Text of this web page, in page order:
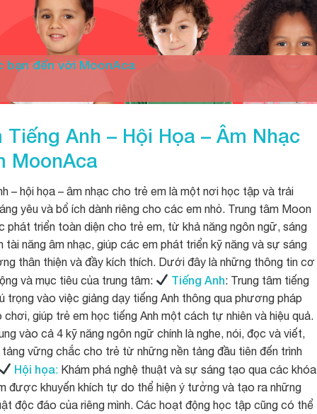
bạn đến với MoonAca
Tiếng Anh – Hội Họa – Âm Nhạc
MoonAca
– hội họa – âm nhạc cho trẻ em là một nơi học tập và trải
yêu và bổ ích dành riêng cho các em nhỏ. Trung tâm Moon
phát triển toàn diện cho trẻ em, từ khả năng ngôn ngữ, sáng
tài năng âm nhạc, giúp các em phát triển kỹ năng và sự sáng
thân thiện và đầy kích thích. Dưới đây là những thông tin cơ
và mục tiêu của trung tâm:
Tiếng Anh: Trung tâm tiếng
trọng vào việc giảng dạy tiếng Anh thông qua phương pháp
chơi, giúp trẻ em học tiếng Anh một cách tự nhiên và hiệu quả.
vào cả 4 kỹ năng ngôn ngữ chính là nghe, nói, đọc và viết,
vững chắc cho trẻ từ những nền tảng đầu tiên đến trình
Hội họa:Khám phá nghệ thuật và sự sáng tạo qua các khóa
được khuyến khích tự do thể hiện ý tưởng và tạo ra những
độc đáo của riêng mình. Các hoạt động học tập cũng có thể